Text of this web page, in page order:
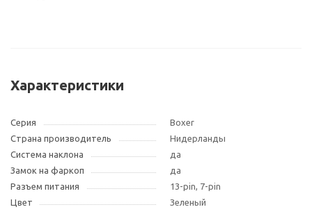
Характеристики
Серия
Boxer
Страна производитель
Нидерланды
Система наклона
да
Замок на фаркоп
да
Разъем питания
13-pin, 7-pin
Цвет
Зеленый